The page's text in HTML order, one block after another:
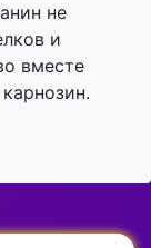
не
и
вместе